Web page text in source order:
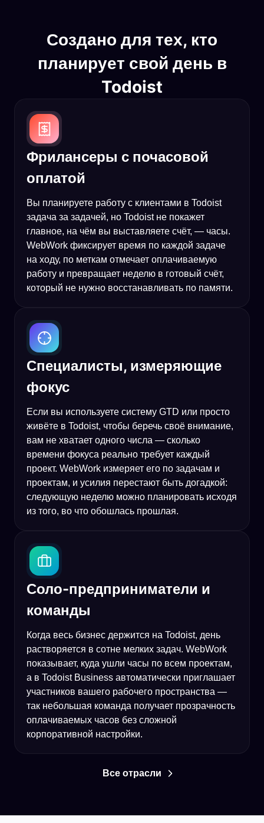
Создано для тех, кто
планирует свой день в
Todoist
Фрилансеры с почасовой
оплатой
Вы планируете работу с клиентами в Todoist
задача за задачей, но Todoist не покажет
главное, на чём вы выставляете счёт, — часы.
WebWork фиксирует время по каждой задаче
на ходу, по меткам отмечает оплачиваемую
работу и превращает неделю в готовый счёт,
который не нужно восстанавливать по памяти.
Специалисты, измеряющие
фокус
Если вы используете систему GTD или просто
живёте в Todoist, чтобы беречь своё внимание,
вам не хватает одного числа — сколько
времени фокуса реально требует каждый
проект. WebWork измеряет его по задачам и
проектам, и усилия перестают быть догадкой:
следующую неделю можно планировать исходя
из того, во что обошлась прошлая.
Соло-предприниматели и
команды
Когда весь бизнес держится на Todoist, день
растворяется в сотне мелких задач. WebWork
показывает, куда ушли часы по всем проектам,
а в Todoist Business автоматически приглашает
участников вашего рабочего пространства —
так небольшая команда получает прозрачность
оплачиваемых часов без сложной
корпоративной настройки.
Все отрасли